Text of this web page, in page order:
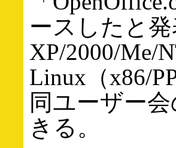
ースしたと
XP/2000/Me/
Linux（x86/
同ユーザー
きる。